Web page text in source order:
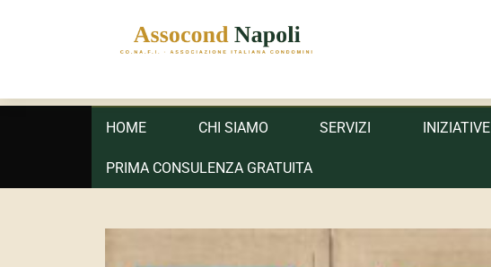
ASSOCOND
Associazione Italiana Condomini - Regione Campania e Sicilia
Primary
HOME CHI SIAMO SERVIZI INIZIATIVE
PRIMA CONSULENZA GRATUITA